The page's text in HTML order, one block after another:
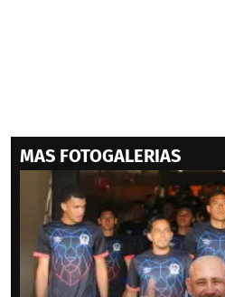
MAS FOTOGALERIAS